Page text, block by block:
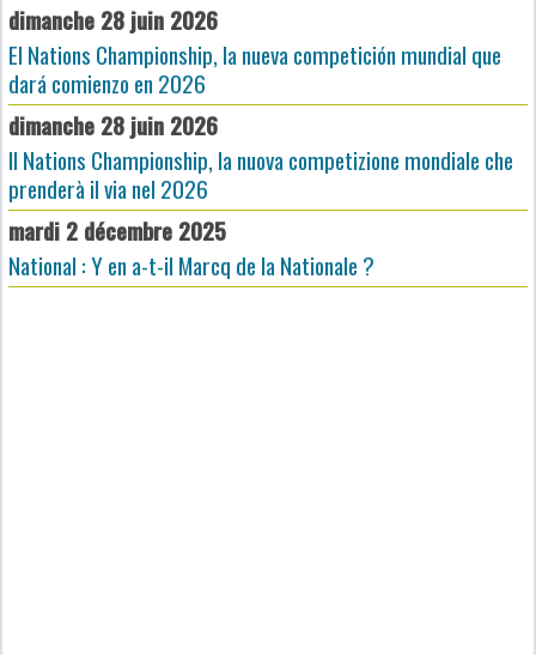
dimanche 28 juin 2026
El Nations Championship, la nueva competición mundial que
dará comienzo en 2026
dimanche 28 juin 2026
Il Nations Championship, la nuova competizione mondiale che
prenderà il via nel 2026
mardi 2 décembre 2025
National : Y en a-t-il Marcq de la Nationale ?